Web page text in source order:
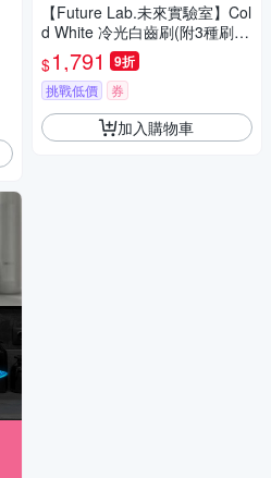
【Future Lab.未來實驗室】Col
d White 冷光白齒刷(附3種刷
頭)
$1,791 9折
挑戰低價 券
加入購物車